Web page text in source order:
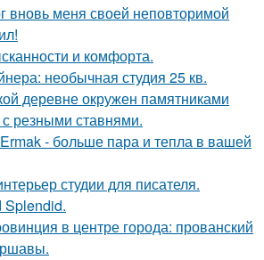
вновь меня своей неповторимой
и комфорта.
необычная студия 25 кв.
деревне окружен памятниками
резными ставнями.
- больше пара и тепла в вашей
студии для писателя.
Splendid.
в центре города: прованский